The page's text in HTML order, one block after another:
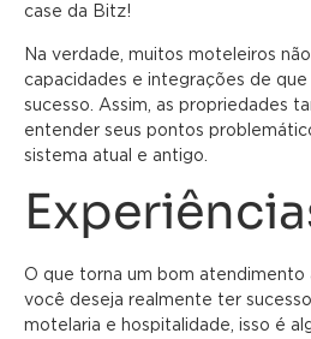
case da Bitz!
Na verdade, muitos moteleiros
capacidades e integrações de
sucesso. Assim, as propriedades
entender seus pontos
sistema atual e antigo.
O que torna um bom atendimento
você deseja realmente ter
motelaria e hospitalidade, isso é